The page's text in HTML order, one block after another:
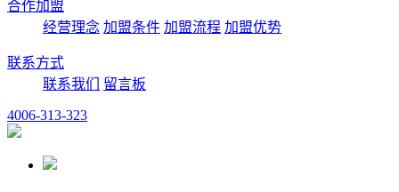
合作加盟
经营理念 加盟条件 加盟流程 加盟优势
联系方式
联系我们
留言板
4006-313-323